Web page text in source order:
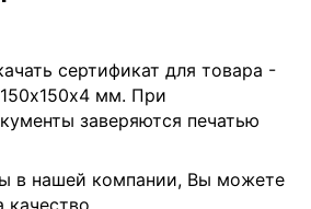
сертификат для товара -
мм. При
заверяются печатью
в нашей компании, Вы можете
качество